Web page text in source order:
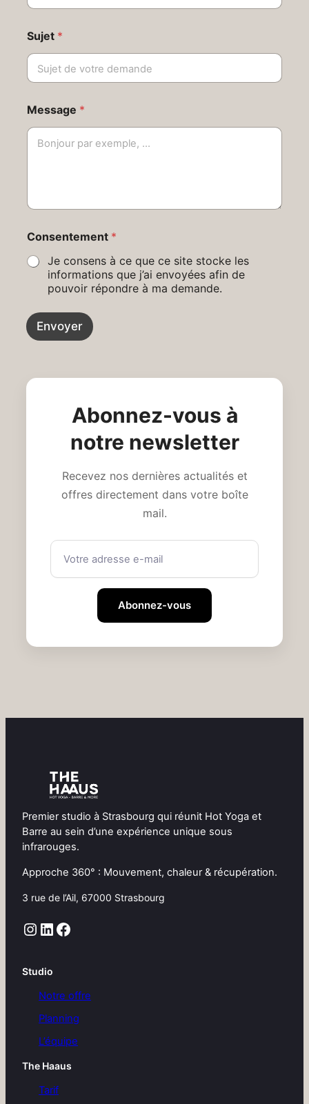
Sujet *
Message *
o
s
t
Consentement *
Je consens à ce que ce site stocke les
informations que j’ai envoyées afin de
pouvoir répondre à ma demande.
Envoyer
Abonnez-vous à
notre newsletter
Recevez nos dernières actualités et
offres directement dans votre boîte
mail.
Premier studio à Strasbourg qui réunit Hot Yoga et
Barre au sein d’une expérience unique sous
infrarouges.
Approche 360° : Mouvement, chaleur & récupération.
3 rue de l’Ail, 67000 Strasbourg
Instagram LinkedIn Facebook
Studio
Notre offre
Planning
L’équipe
The Haaus
Tarif